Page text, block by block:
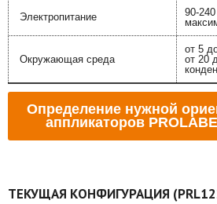
Электропитание
90-
Окружающая среда
от 5
от 20
Определение нужной
аппликаторов
ТЕКУЩАЯ КОНФИГУРАЦИЯ